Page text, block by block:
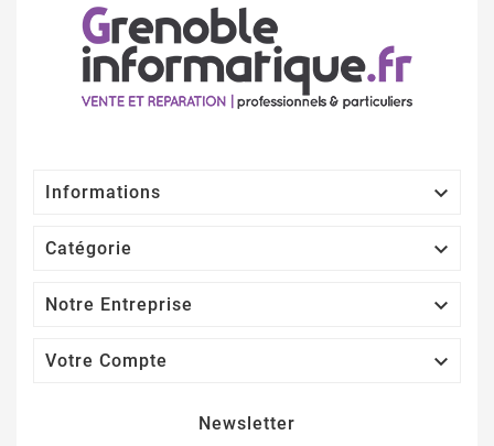
Informations 
Catégorie 
Notre Entreprise 
Votre Compte 
Newsletter